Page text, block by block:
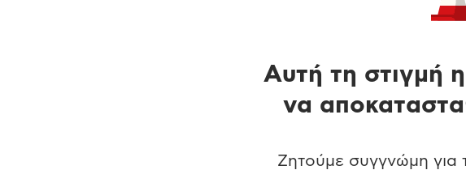
Αυτή τη στιγμή
να
Ζητούμε συγγνώμη για